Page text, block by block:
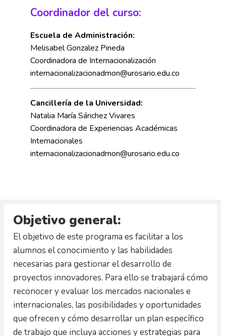
Coordinador del curso:
Escuela de Administración:
Melisabel Gonzalez Pineda
Coordinadora de Internacionalización
internacionalizacionadmon@urosario.edu.co
Cancillería de la Universidad:
Natalia María Sánchez Vivares
Coordinadora de Experiencias Académicas
Internacionales
internacionalizacionadmon@urosario.edu.co
Objetivo general:
El objetivo de este programa es facilitar a los
alumnos el conocimiento y las habilidades
necesarias para gestionar el desarrollo de
proyectos innovadores. Para ello se trabajará cómo
reconocer y evaluar los mercados nacionales e
internacionales, las posibilidades y oportunidades
que ofrecen y cómo desarrollar un plan específico
de trabajo que incluya acciones y estrategias para